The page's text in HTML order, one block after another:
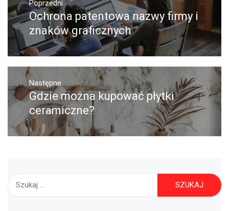
wpisu
Poprzedni
Poprzedni
wpis:
Ochrona patentowa nazwy firmy i
znaków graficznych
Następne
Następny
post:
Gdzie można kupować płytki
ceramiczne?
Szukaj: